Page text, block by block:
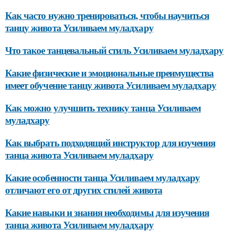
Как часто нужно тренироваться, чтобы научиться
танцу живота Усиливаем муладхару
Что такое танцевальный стиль Усиливаем муладхару
Какие физические и эмоциональные преимущества
имеет обучение танцу живота Усиливаем муладхару
Как можно улучшить технику танца Усиливаем
муладхару
Как выбрать подходящий инструктор для изучения
танца живота Усиливаем муладхару
Какие особенности танца Усиливаем муладхару
отличают его от других стилей живота
Какие навыки и знания необходимы для изучения
танца живота Усиливаем муладхару